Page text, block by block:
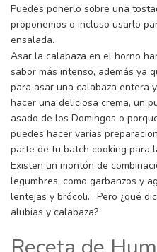
Puedes ponerlo sobre una
proponemos o incluso usarlo
ensalada.
Asar la calabaza en el horno
sabor más intenso, además ya
para asar una calabaza entera
hacer una deliciosa crema, un
asado de los Domingos o
puedes hacer varias
parte de tu batch cooking para
Existen un montón de
legumbres, como garbanzos y
lentejas y brócoli… Pero ¿qué
alubias y calabaza?